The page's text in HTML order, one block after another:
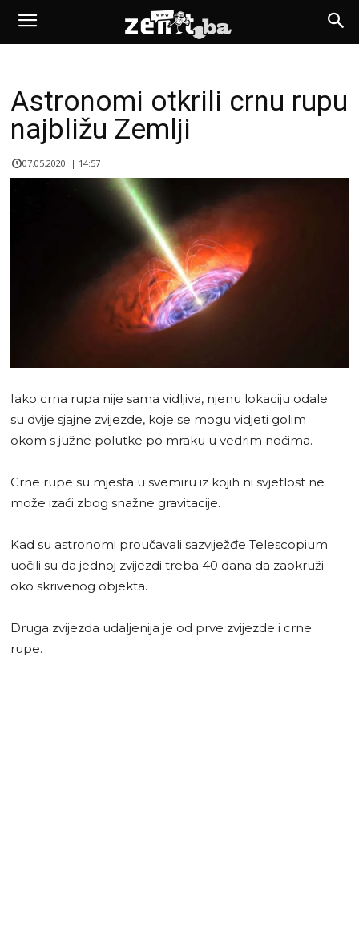
Astronomi otkrili crnu rupu
najbližu Zemlji
07.05.2020. | 14:57
Iako crna rupa nije sama vidljiva, njenu lokaciju odale
su dvije sjajne zvijezde, koje se mogu vidjeti golim
okom s južne polutke po mraku u vedrim noćima.
Crne rupe su mjesta u svemiru iz kojih ni svjetlost ne
može izaći zbog snažne gravitacije.
Kad su astronomi proučavali sazviježđe Telescopium
uočili su da jednoj zvijezdi treba 40 dana da zaokruži
oko skrivenog objekta.
Druga zvijezda udaljenija je od prve zvijezde i crne
rupe.